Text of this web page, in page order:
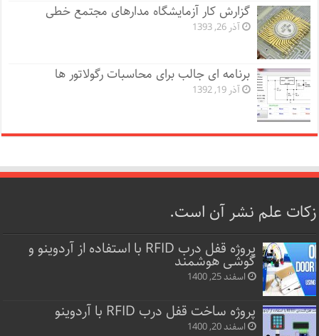
گزارش کار آزمایشگاه مدارهای مجتمع خطی
آذر 26, 1393
برنامه ای جالب برای محاسبات رگولاتور ها
آذر 19, 1392
زکات علم نشر آن است.
پروژه قفل‌ درب RFID با استفاده از آردوینو و
گوشی هوشمند
اسفند 25, 1400
پروژه ساخت قفل‌ درب RFID با آردوینو
اسفند 20, 1400